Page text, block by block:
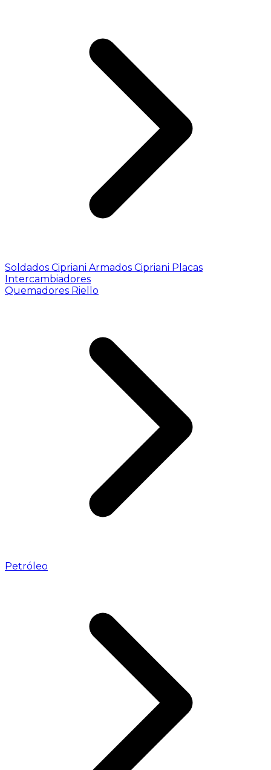
Soldados Cipriani Armados Cipriani Placas
Intercambiadores
Quemadores Riello
Petróleo